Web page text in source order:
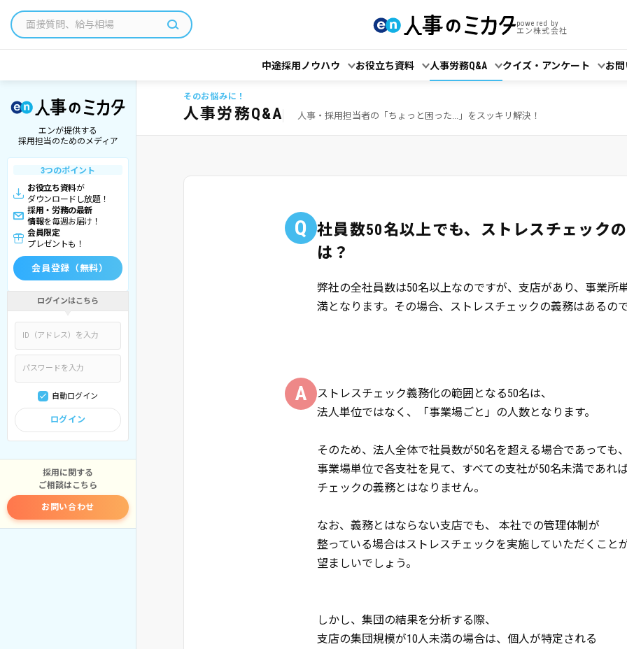
powered by
エン株式会社
中途採用ノウハウ お役立ち資料 人事労務Q&A クイズ・アンケート お問
エンが提供する
採用担当のためのメディア
3つのポイント
お役立ち資料が
ダウンロードし放題！
採用・労務の最新
情報を毎週お届け！
会員限定
プレゼントも！
会員登録（無料）
ログインはこちら
自動ログイン
ログイン
採用に関する
ご相談はこちら
お問い合わせ
そのお悩みに！
人事労務Q&A 人事・採用担当者の「ちょっと困った...」をスッキリ解決！
Q
社員数50名以上でも、ストレスチェック
は？
弊社の全社員数は50名以上なのですが、支店があり、事業所
満となります。その場合、ストレスチェックの義務はあるの
A
ストレスチェック義務化の範囲となる50名は、
法人単位ではなく、「事業場ごと」の人数となります。
そのため、法人全体で社員数が50名を超える場合であっても、
事業場単位で各支社を見て、すべての支社が50名未満であれ
チェックの義務とはなりません。
なお、義務とはならない支店でも、 本社での管理体制が
整っている場合はストレスチェックを実施していただくこと
望ましいでしょう。
しかし、集団の結果を分析する際、
支店の集団規模が10人未満の場合は、個人が特定される